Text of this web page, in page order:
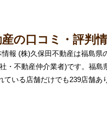
の口コミ・評判
報 (株)久保田不動産は福島県
・不動産仲介業者)です。福島
ている店舗だけでも239店舗あ